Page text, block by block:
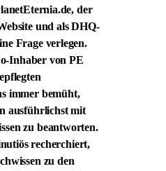
der
und als DHQ-
Frage verlegen.
Inhaber von PE
immer bemüht,
ausführlichst mit
zu beantworten.
recherchiert,
zu den